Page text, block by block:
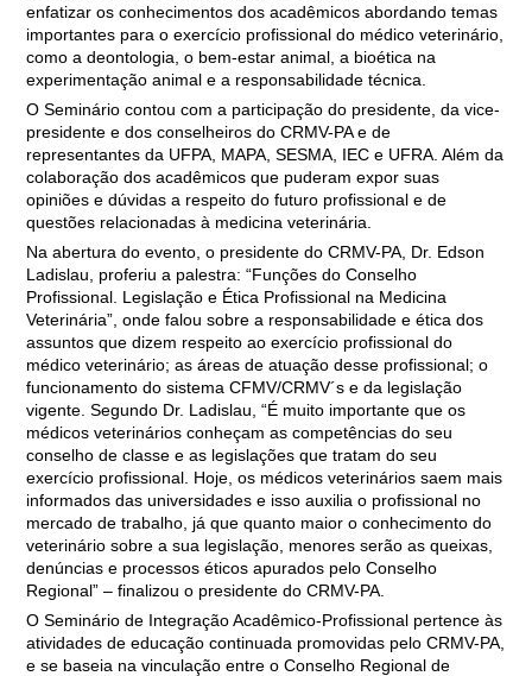
enfatizar os conhecimentos dos acadêmicos abordando temas
importantes para o exercício profissionaldo médico veterinário,
como a deontologia, o bem-estar animal, a bioética na
experimentação animal e a responsabilidade técnica.
O Seminário contou com a participação do presidente, da vice-
presidente e dos conselheiros do CRMV-PA e de
representantes da UFPA, MAPA, SESMA, IEC e UFRA. Além da
colaboração dos acadêmicos que puderam expor suas
opiniões e dúvidas a respeito do futuro profissional e de
questões relacionadas à medicina veterinária.
Na abertura do evento, o presidente do CRMV-PA, Dr. Edson
Ladislau, proferiu a palestra: “Funções do Conselho
Profissional. Legislação e Ética Profissional na Medicina
Veterinária”, onde falou sobre a responsabilidade e ética dos
assuntos que dizem respeito ao exercício profissional do
médico veterinário; as áreas de atuação desse profissional; o
funcionamento do sistema CFMV/CRMV´s e da legislação
vigente. Segundo Dr. Ladislau, “É muito importante que os
médicos veterinários conheçam as competências do seu
conselho de classe e as legislações que tratam do seu
exercício profissional. Hoje, os médicos veterinários saem mais
informados das universidades e isso auxilia o profissional no
mercado de trabalho, já que quanto maior o conhecimento do
veterinário sobre a sua legislação, menores serão as queixas,
denúncias e processos éticos apurados pelo Conselho
Regional” – finalizou o presidente do CRMV-PA.
O Seminário de Integração Acadêmico-Profissional pertence às
atividades de educação continuada promovidas pelo CRMV-PA,
e se baseia na vinculação entre o Conselho Regional de